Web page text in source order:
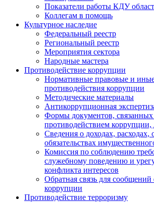
Показатели работы КДУ
Коллегам в помощь
Культурное наследие
Федеральный реестр
Региональный реестр
Мероприятия сектора
Народные мастера
Противодействие коррупции
Нормативные правовые и
противодействия коррупции
Методические материалы
Антикоррупционная
Формы документов, связанных
противодействием коррупции,
Сведения о доходах, расходах,
обязательствах
Комиссия по соблюдению
служебному поведению и
конфликта интересов
Обратная связь для сообщений
коррупции
Противодействие терроризму